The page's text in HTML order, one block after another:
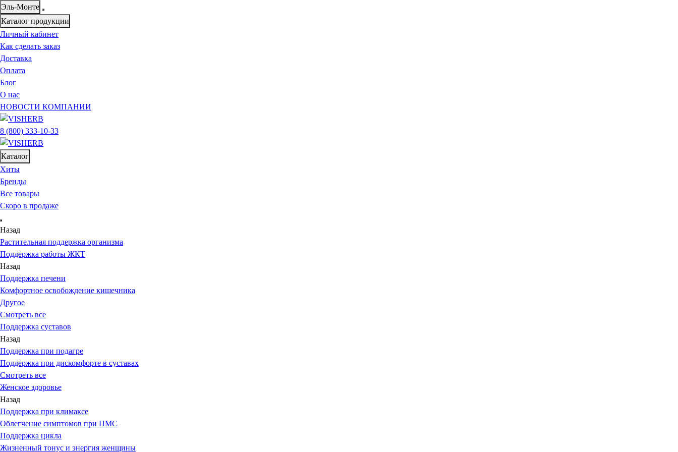
Эль-Монте
Каталог продукции
Личный кабинет
Как сделать заказ
Доставка
Оплата
Блог
О нас
НОВОСТИ КОМПАНИИ
8 (800) 333-10-33
Каталог
Хиты
Бренды
Все товары
Скоро в продаже
Назад
Растительная поддержка организма
Поддержка работы ЖКТ
Назад
Поддержка печени
Комфортное освобождение кишечника
Другое
Смотреть все
Поддержка суставов
Назад
Поддержка при подагре
Поддержка при дискомфорте в суставах
Смотреть все
Женское здоровье
Назад
Поддержка при климаксе
Облегчение симптомов при ПМС
Поддержка цикла
Жизненный тонус и энергия женщины